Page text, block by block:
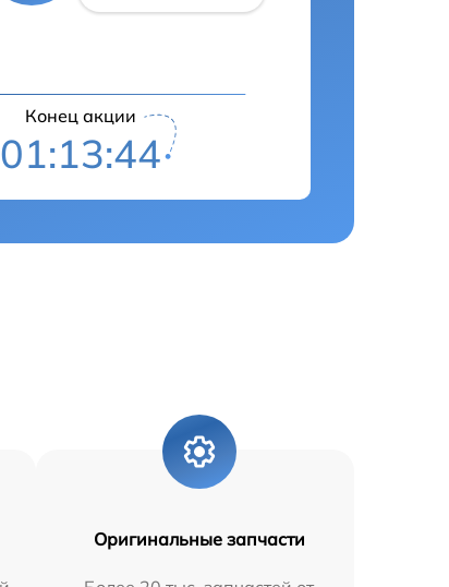
Конец акции
01:13:43
Оригинальные запчасти